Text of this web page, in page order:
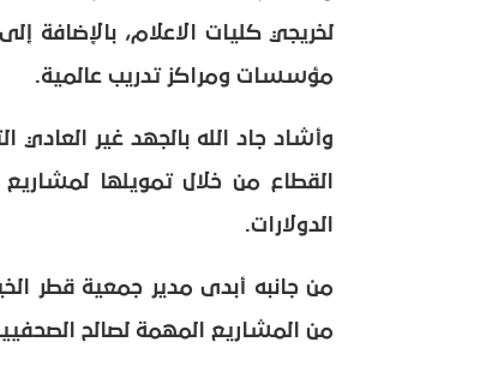
لخريجي كليات الاعلام، بالإضافة
مؤسسات ومراكز تدريب عالمية.
وأشاد جاد الله بالجهد غير
القطاع من خلال تمويلها لمشاريع
الدولارات.
من جانبه أبدى مدير جمعية قطر
من المشاريع المهمة لصالح